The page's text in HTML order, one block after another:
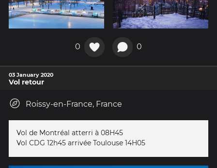
0 0
03 January 2020
Vol retour
Roissy-en-France, France
Vol de Montréal atterri à 08H45
Vol CDG 12h45 arrivée Toulouse 14H05